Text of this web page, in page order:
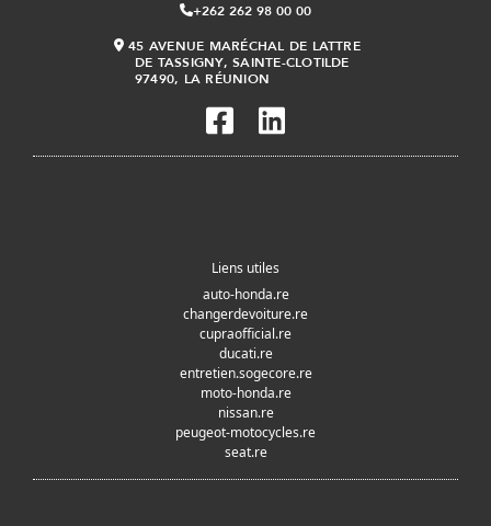
+262 262 98 00 00
45 AVENUE MARÉCHAL DE LATTRE
DE TASSIGNY, SAINTE-CLOTILDE
97490, LA RÉUNION
Liens utiles
auto-honda.re
changerdevoiture.re
cupraofficial.re
ducati.re
entretien.sogecore.re
moto-honda.re
nissan.re
peugeot-motocycles.re
seat.re